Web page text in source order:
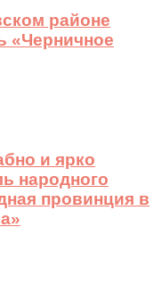
районе
«Черничное
и ярко
народного
провинция в